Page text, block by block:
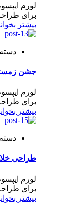
لورم
برای
بیشتر
جشن
لورم
برای
بیشتر
طراحی
لورم
برای
بیشتر